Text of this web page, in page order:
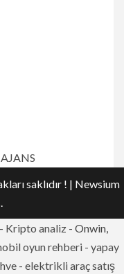
saklıdır ! | Newsium
Kripto analiz - Onwin,
oyun rehberi - yapay
- elektrikli araç satış